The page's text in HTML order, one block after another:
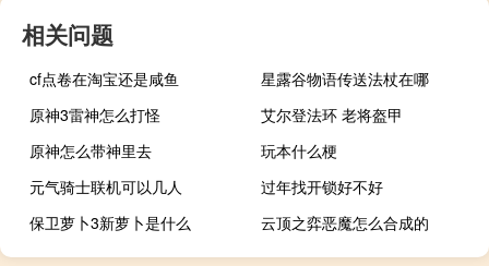
相关问题
cf点卷在淘宝还是咸鱼
星露谷物语传送法杖在哪
原神3雷神怎么打怪
艾尔登法环 老将盔甲
原神怎么带神里去
玩本什么梗
元气骑士联机可以几人
过年找开锁好不好
保卫萝卜3新萝卜是什么
云顶之弈恶魔怎么合成的